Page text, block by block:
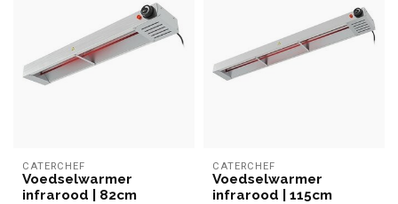
CATERCHEF
Voedselwarmer
infrarood | 82cm
CATERCHEF
Voedselwarmer
infrarood | 115cm